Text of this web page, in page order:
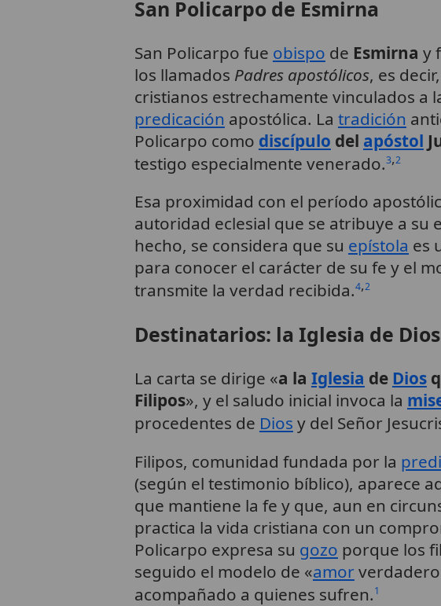
San Policarpo de Esmirna
San Policarpo fue obispo de Esmirna y
los llamados Padres apostólicos, es
cristianos estrechamente vinculados a
predicación apostólica. La tradición
Policarpo como discípulo del apóstol
testigo especialmente venerado.3,2
Esa proximidad con el período
autoridad eclesial que se atribuye a su
hecho, se considera que su epístola es
para conocer el carácter de su fe y el
transmite la verdad recibida.4,2
Destinatarios: la Iglesia de
La carta se dirige «a la Iglesia de Dios
Filipos», y el saludo inicial invoca la
procedentes de Dios y del Señor
Filipos, comunidad fundada por la
(según el testimonio bíblico), aparece
que mantiene la fe y que, aun en
practica la vida cristiana con un
Policarpo expresa su gozo porque los
seguido el modelo de «amor
acompañado a quienes sufren.1